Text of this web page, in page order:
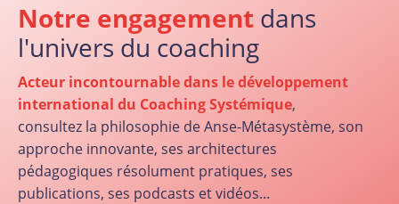
Notre engagement dans
l'univers du coaching
Acteur incontournable dans le développement
international du Coaching Systémique,
consultez la philosophie de Anse-Métasystème, son
approche innovante, ses architectures
pédagogiques résolument pratiques, ses
publications, ses podcasts et vidéos...